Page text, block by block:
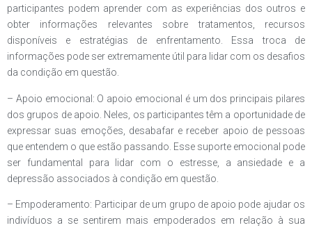
participantes podem aprender com as experiências dos outros e
obter informações relevantes sobre tratamentos, recursos
disponíveis e estratégias de enfrentamento. Essa troca de
informações pode ser extremamente útil para lidar com os desafios
da condição em questão.
– Apoio emocional: O apoio emocional é um dos principais pilares
dos grupos de apoio. Neles, os participantes têm a oportunidade de
expressar suas emoções, desabafar e receber apoio de pessoas
que entendem o que estão passando. Esse suporte emocional pode
ser fundamental para lidar com o estresse, a ansiedade e a
depressão associados à condição em questão.
– Empoderamento: Participar de um grupo de apoio pode ajudar os
indivíduos a se sentirem mais empoderados em relação à sua